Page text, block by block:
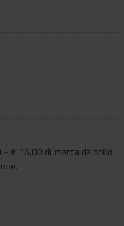
€ 16,00 di marca da bollo